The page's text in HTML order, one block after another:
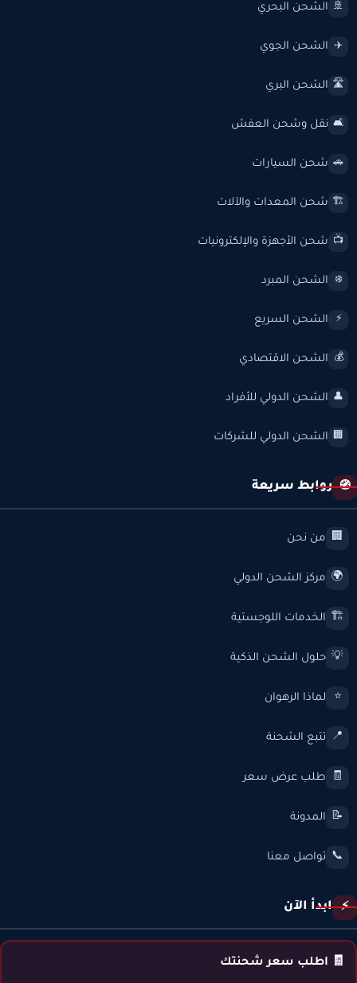
🚢 الشحن البحري
✈️ الشحن الجوي
🛣️ الشحن البري
🛋️ نقل وشحن العفش
🚗 شحن السيارات
🏗️ شحن المعدات والآلات
📺 شحن الأجهزة والإلكترونيات
❄️ الشحن المبرد
⚡ الشحن السريع
💰 الشحن الاقتصادي
👤 الشحن الدولي للأفراد
🏢 الشحن الدولي للشركات
🧭 روابط سريعة
🏢 من نحن
🌍 مركز الشحن الدولي
🏗️ الخدمات اللوجستية
💡 حلول الشحن الذكية
⭐ لماذا الرهوان
📍 تتبع الشحنة
🧾 طلب عرض سعر
📝 المدونة
📞 تواصل معنا
⚡ ابدأ الآن
🧾 اطلب سعر شحنتك